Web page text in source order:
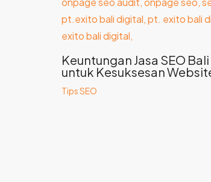
Keuntungan Jasa SEO
untuk Kesuksesan
Tips SEO